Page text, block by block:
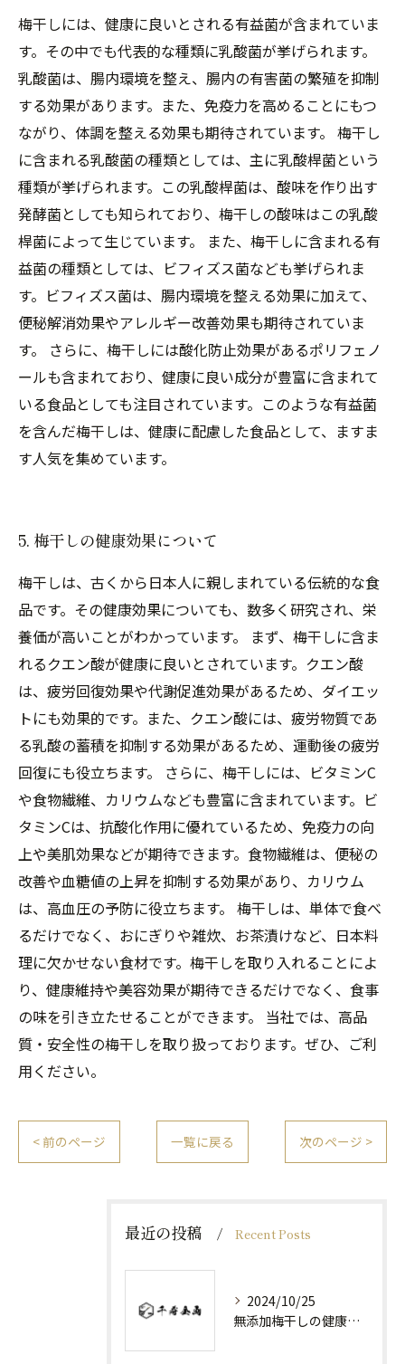
梅干しには、健康に良いとされる有益菌が含まれていま
す。その中でも代表的な種類に乳酸菌が挙げられます。
乳酸菌は、腸内環境を整え、腸内の有害菌の繁殖を抑制
する効果があります。また、免疫力を高めることにもつ
ながり、体調を整える効果も期待されています。 梅干し
に含まれる乳酸菌の種類としては、主に乳酸桿菌という
種類が挙げられます。この乳酸桿菌は、酸味を作り出す
発酵菌としても知られており、梅干しの酸味はこの乳酸
桿菌によって生じています。 また、梅干しに含まれる有
益菌の種類としては、ビフィズス菌なども挙げられま
す。ビフィズス菌は、腸内環境を整える効果に加えて、
便秘解消効果やアレルギー改善効果も期待されていま
す。 さらに、梅干しには酸化防止効果があるポリフェノ
ールも含まれており、健康に良い成分が豊富に含まれて
いる食品としても注目されています。このような有益菌
を含んだ梅干しは、健康に配慮した食品として、ますま
す人気を集めています。
5. 梅干しの健康効果について
梅干しは、古くから日本人に親しまれている伝統的な食
品です。その健康効果についても、数多く研究され、栄
養価が高いことがわかっています。 まず、梅干しに含ま
れるクエン酸が健康に良いとされています。クエン酸
は、疲労回復効果や代謝促進効果があるため、ダイエッ
トにも効果的です。また、クエン酸には、疲労物質であ
る乳酸の蓄積を抑制する効果があるため、運動後の疲労
回復にも役立ちます。 さらに、梅干しには、ビタミンC
や食物繊維、カリウムなども豊富に含まれています。ビ
タミンCは、抗酸化作用に優れているため、免疫力の向
上や美肌効果などが期待できます。食物繊維は、便秘の
改善や血糖値の上昇を抑制する効果があり、カリウム
は、高血圧の予防に役立ちます。 梅干しは、単体で食べ
るだけでなく、おにぎりや雑炊、お茶漬けなど、日本料
理に欠かせない食材です。梅干しを取り入れることによ
り、健康維持や美容効果が期待できるだけでなく、食事
の味を引き立たせることができます。 当社では、高品
質・安全性の梅干しを取り扱っております。ぜひ、ご利
用ください。
< 前のページ 一覧に戻る 次のページ >
最近の投稿 Recent Posts
2024/10/25
無添加梅干しの健康効果と日常の取り入れ方